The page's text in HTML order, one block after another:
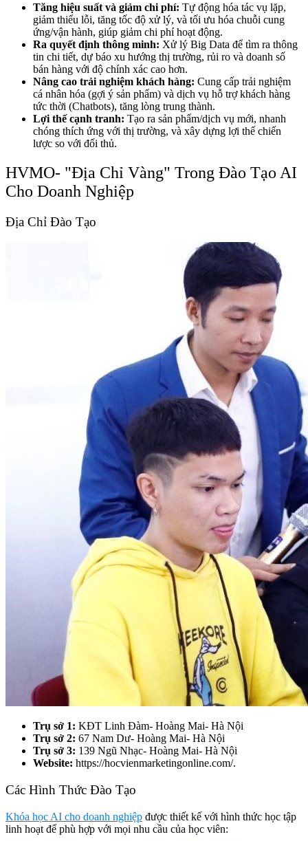
Tăng hiệu suất và giảm chi phí: Tự động hóa tác vụ lặp,
giảm thiểu lỗi, tăng tốc độ xử lý, và tối ưu hóa chuỗi cung
ứng/vận hành, giúp giảm chi phí hoạt động.
Ra quyết định thông minh: Xử lý Big Data để tìm ra thông
tin chi tiết, dự báo xu hướng thị trường, rủi ro và doanh số
bán hàng với độ chính xác cao hơn.
Nâng cao trải nghiệm khách hàng: Cung cấp trải nghiệm
cá nhân hóa (gợi ý sản phẩm) và dịch vụ hỗ trợ khách hàng
tức thời (Chatbots), tăng lòng trung thành.
Lợi thế cạnh tranh: Tạo ra sản phẩm/dịch vụ mới, nhanh
chóng thích ứng với thị trường, và xây dựng lợi thế chiến
lược so với đối thủ.
HVMO- "Địa Chỉ Vàng" Trong Đào Tạo AI
Cho Doanh Nghiệp
Địa Chỉ Đào Tạo
Trụ sở 1: KĐT Linh Đàm- Hoàng Mai- Hà Nội
Trụ sở 2: 67 Nam Dư- Hoàng Mai- Hà Nội
Trụ sở 3: 139 Ngũ Nhạc- Hoàng Mai- Hà Nội
Website: https://hocvienmarketingonline.com/.
Các Hình Thức Đào Tạo
Khóa học AI cho doanh nghiệp được thiết kế với hình thức học tập
linh hoạt để phù hợp với mọi nhu cầu của học viên: